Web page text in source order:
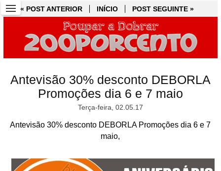
« POST ANTERIOR INÍCIO POST SEGUINTE »
Antevisão 30% desconto DEBORLA
Promoções dia 6 e 7 maio
Terça-feira, 02.05.17
Antevisão 30% desconto DEBORLA Promoções dia 6 e 7
maio,
« POST ANTERIOR INÍCIO POST SEGUINTE »